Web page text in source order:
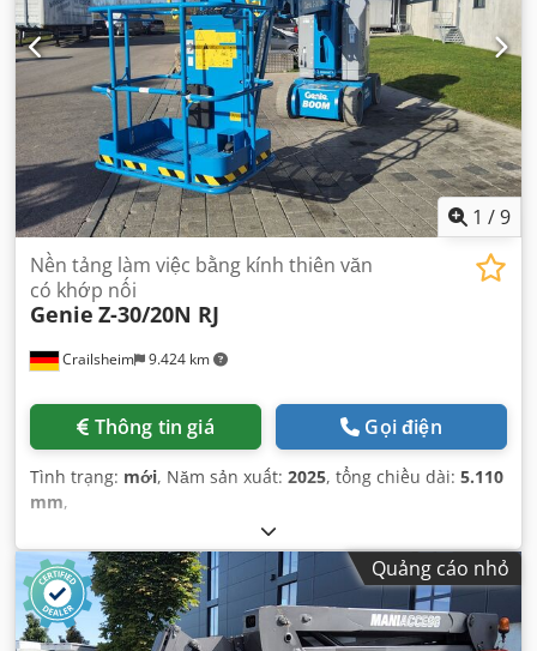
1 /9
Crailsheim 9.424 km
Nền tảng làm việc bằng kính thiên văn
có khớp nối
Genie Z-30/20N RJ
Thông tin giá Gọi điện
Tình trạng: mới, Năm sản xuất: 2025, tổng chiều dài: 5.110
mm,
Quảng cáo nhỏ